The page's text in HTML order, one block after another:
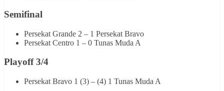
Semifinal
Persekat Grande 2 – 1 Persekat Bravo
Persekat Centro 1 – 0 Tunas Muda A
Playoff 3/4
Persekat Bravo 1 (3) – (4) 1 Tunas Muda A